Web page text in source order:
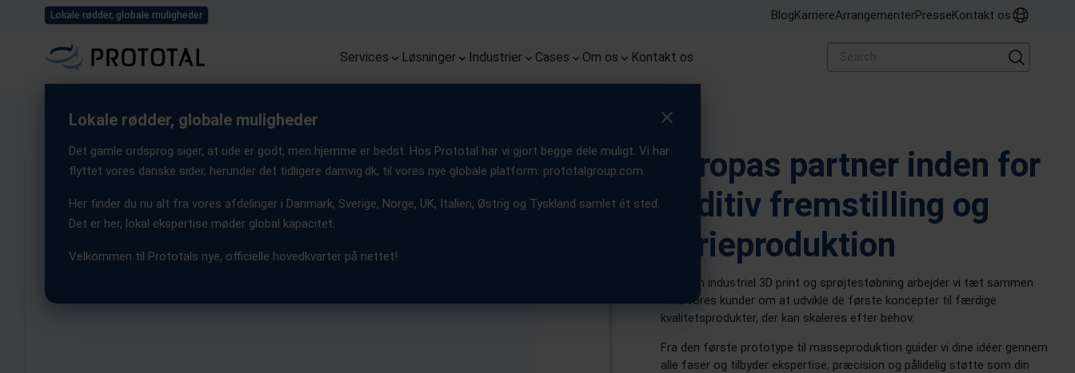
Lokale rødder, globale muligheder BlogKarriereArrangementerPresseKontakt os
Services Løsninger
End-to-end emballageløsning med
Industrier
Muliggør kreativt design med
innovative produktionsteknologier
Cases
Udforsk alle vores cases Fra 3D print til sprøjtestøbning
Om os
Vi er en del af Prototal Group,
Kontakt os
Lokale rødder, globale muligheder
Det gamle ordsprog siger, at ude er godt, men hjemme er bedst. Hos Prototal har vi gjort begge dele muligt. Vi har
flyttet vores danske sider, herunder det tidligere damvig.dk, til vores nye globale platform: prototalgroup.com.
Her finder du nu alt fra vores afdelinger i Danmark, Sverige, Norge, UK, Italien, Østrig og Tyskland samlet ét sted.
Det er her, lokal ekspertise møder global kapacitet.
Velkommen til Prototals nye, officielle hovedkvarter på nettet!
Europas partner inden for
additiv fremstilling og
serieproduktion
Gennem industriel 3D print og sprøjtestøbning arbejder vi tæt sammen
med vores kunder om at udvikle de første koncepter til færdige
kvalitetsprodukter, der kan skaleres efter behov.
Fra den første prototype til masseproduktion guider vi dine idéer gennem
alle faser og tilbyder ekspertise, præcision og pålidelig støtte som din